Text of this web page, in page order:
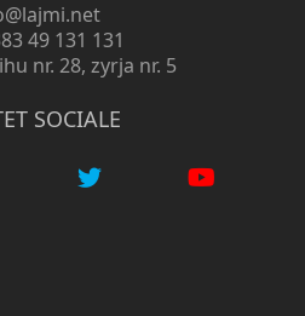
49 131 131
nr. 28, zyrja nr. 5
SOCIALE